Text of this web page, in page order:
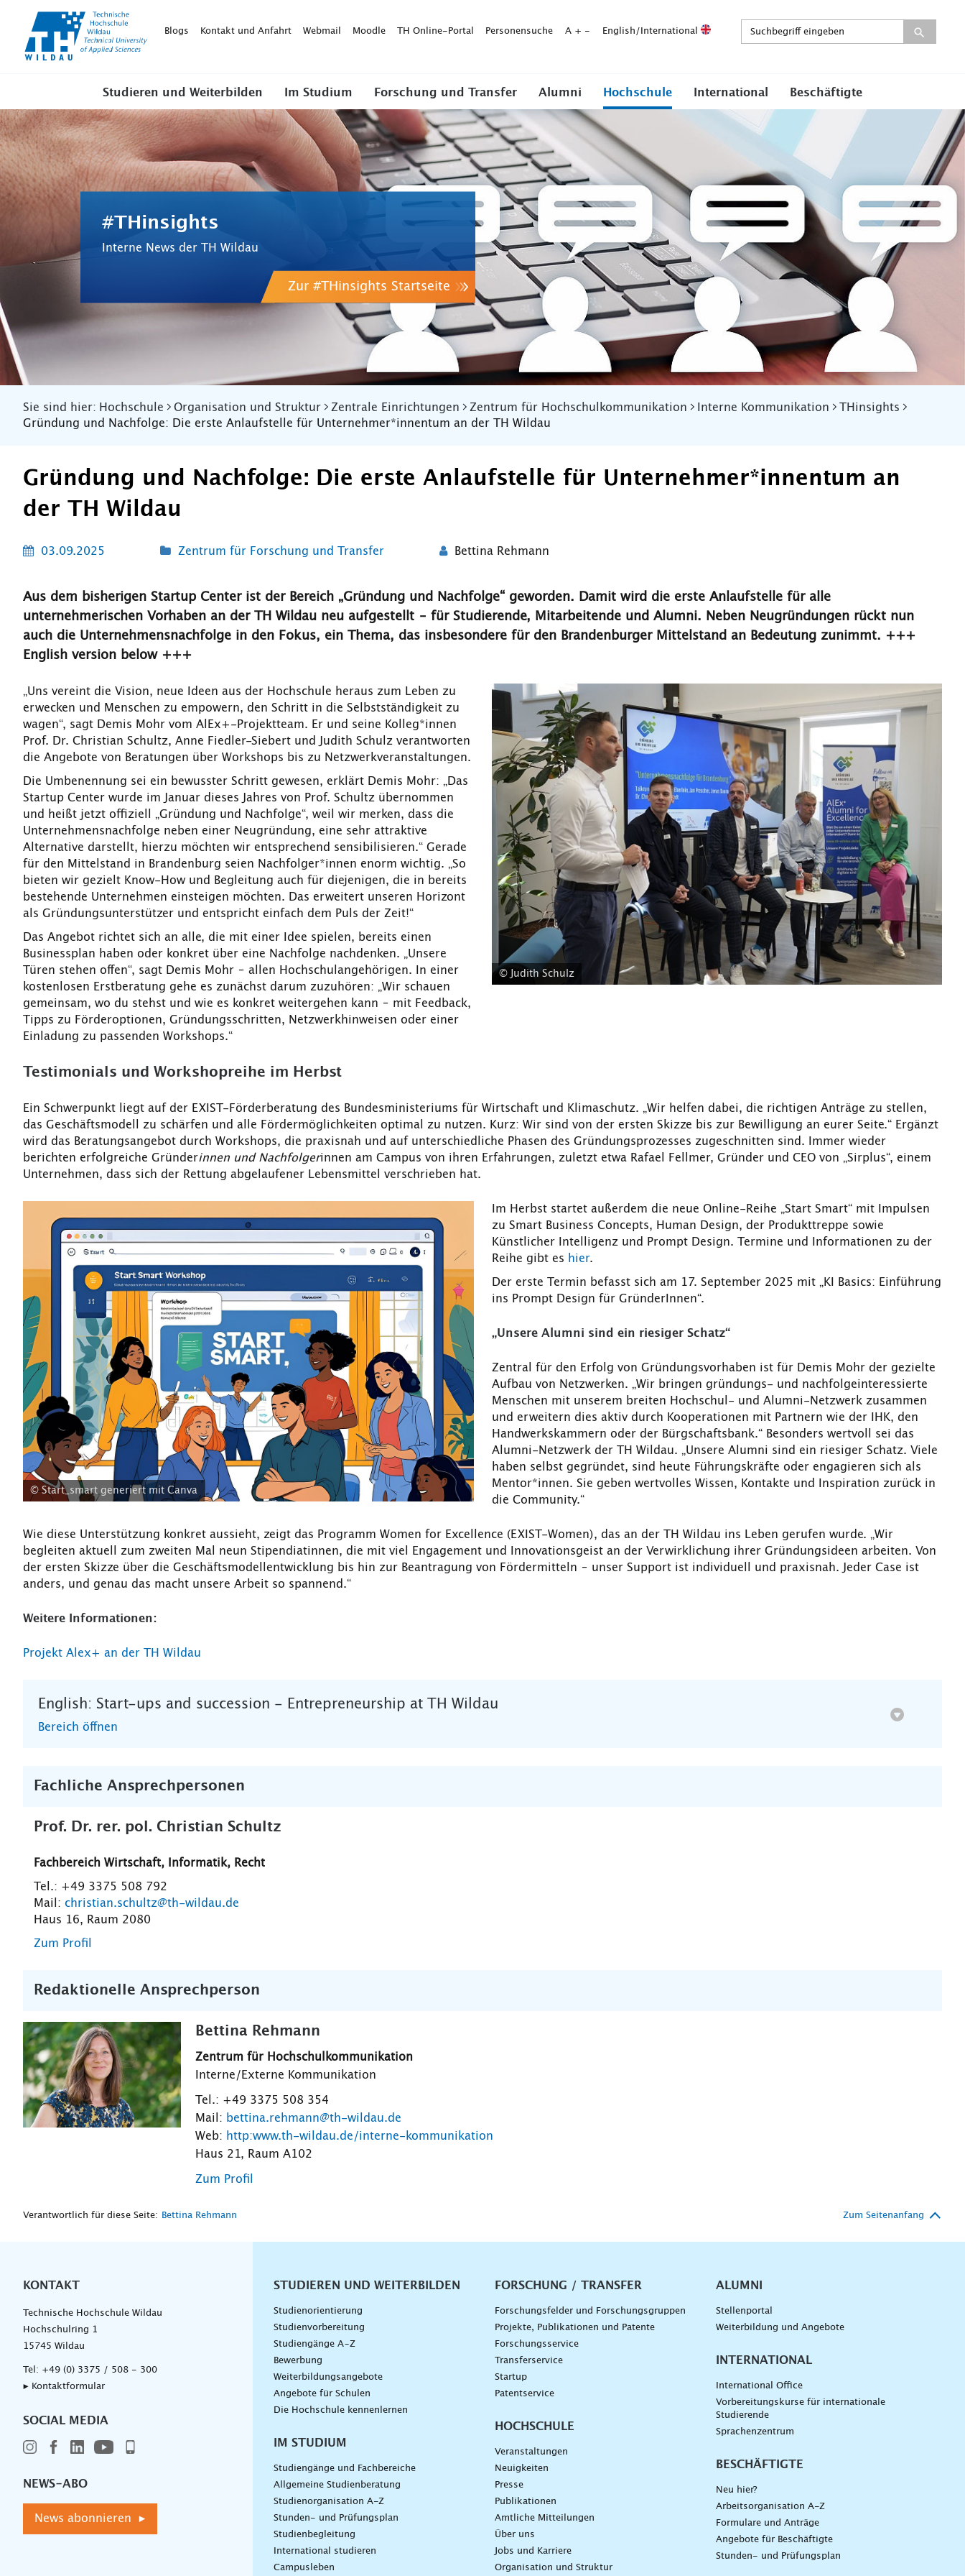
WildauBlogs Kontakt und Anfahrt Webmail Moodle TH Online-Portal Personensuche A + - English/International
Studieren und Weiterbilden Im Studium Forschung und Transfer Alumni Hochschule International Beschäftigte
#THinsights
Interne News der TH Wildau
Zur #THinsights Startseite
Sie sind hier: Hochschule Organisation und Struktur Zentrale Einrichtungen Zentrum für Hochschulkommunikation Interne Kommunikation
THinsights
Gründung und Nachfolge: Die erste Anlaufstelle für Unternehmer*innentum an der TH Wildau
Gründung und Nachfolge: Die erste Anlaufstelle für Unternehmer*innentum an
der TH Wildau
03.09.2025 Zentrum für Forschung und Transfer Bettina Rehmann
Aus dem bisherigen Startup Center ist der Bereich „Gründung und Nachfolge“ geworden. Damit wird die erste Anlaufstelle für alle
unternehmerischen Vorhaben an der TH Wildau neu aufgestellt – für Studierende, Mitarbeitende und Alumni. Neben Neugründungen rückt nun
auch die Unternehmensnachfolge in den Fokus, ein Thema, das insbesondere für den Brandenburger Mittelstand an Bedeutung zunimmt. +++
English version below +++
„Uns vereint die Vision, neue Ideen aus der Hochschule heraus zum Leben zu
erwecken und Menschen zu empowern, den Schritt in die Selbstständigkeit zu
wagen“, sagt Demis Mohr vom AlEx+-Projektteam. Er und seine Kolleg*innen
Prof. Dr. Christian Schultz, Anne Fiedler-Siebert und Judith Schulz verantworten
die Angebote von Beratungen über Workshops bis zu Netzwerkveranstaltungen.
Die Umbenennung sei ein bewusster Schritt gewesen, erklärt Demis Mohr: „Das
Startup Center wurde im Januar dieses Jahres von Prof. Schultz übernommen
und heißt jetzt offiziell „Gründung und Nachfolge“, weil wir merken, dass die
Unternehmensnachfolge neben einer Neugründung, eine sehr attraktive
Alternative darstellt, hierzu möchten wir entsprechend sensibilisieren.“ Gerade
für den Mittelstand in Brandenburg seien Nachfolger*innen enorm wichtig. „So
bieten wir gezielt Know-How und Begleitung auch für diejenigen, die in bereits
bestehende Unternehmen einsteigen möchten. Das erweitert unseren Horizont
als Gründungsunterstützer und entspricht einfach dem Puls der Zeit!“
Das Angebot richtet sich an alle, die mit einer Idee spielen, bereits einen
Businessplan haben oder konkret über eine Nachfolge nachdenken. „Unsere
Türen stehen offen“, sagt Demis Mohr – allen Hochschulangehörigen. In einer
kostenlosen Erstberatung gehe es zunächst darum zuzuhören: „Wir schauen
gemeinsam, wo du stehst und wie es konkret weitergehen kann – mit Feedback,
Tipps zu Förderoptionen, Gründungsschritten, Netzwerkhinweisen oder einer
Einladung zu passenden Workshops.“
© Judith Schulz
Testimonials und Workshopreihe im Herbst
Ein Schwerpunkt liegt auf der EXIST-Förderberatung des Bundesministeriums für Wirtschaft und Klimaschutz. „Wir helfen dabei, die richtigen Anträge zu stellen,
das Geschäftsmodell zu schärfen und alle Fördermöglichkeiten optimal zu nutzen. Kurz: Wir sind von der ersten Skizze bis zur Bewilligung an eurer Seite.“ Ergänzt
wird das Beratungsangebot durch Workshops, die praxisnah und auf unterschiedliche Phasen des Gründungsprozesses zugeschnitten sind. Immer wieder
berichten erfolgreiche Gründerinnen und Nachfolgerinnen am Campus von ihren Erfahrungen, zuletzt etwa Rafael Fellmer, Gründer und CEO von „Sirplus“, einem
Unternehmen, dass sich der Rettung abgelaufener Lebensmittel verschrieben hat.
© Start_smart generiert mit Canva
Im Herbst startet außerdem die neue Online-Reihe „Start Smart“ mit Impulsen
zu Smart Business Concepts, Human Design, der Produkttreppe sowie
Künstlicher Intelligenz und Prompt Design. Termine und Informationen zu der
Reihe gibt es hier.
Der erste Termin befasst sich am 17. September 2025 mit „KI Basics: Einführung
ins Prompt Design für GründerInnen“.
„Unsere Alumni sind ein riesiger Schatz“
Zentral für den Erfolg von Gründungsvorhaben ist für Demis Mohr der gezielte
Aufbau von Netzwerken. „Wir bringen gründungs- und nachfolgeinteressierte
Menschen mit unserem breiten Hochschul- und Alumni-Netzwerk zusammen
und erweitern dies aktiv durch Kooperationen mit Partnern wie der IHK, den
Handwerkskammern oder der Bürgschaftsbank.“ Besonders wertvoll sei das
Alumni-Netzwerk der TH Wildau. „Unsere Alumni sind ein riesiger Schatz. Viele
haben selbst gegründet, sind heute Führungskräfte oder engagieren sich als
Mentor*innen. Sie geben wertvolles Wissen, Kontakte und Inspiration zurück in
die Community.“
Wie diese Unterstützung konkret aussieht, zeigt das Programm Women for Excellence (EXIST-Women), das an der TH Wildau ins Leben gerufen wurde. „Wir
begleiten aktuell zum zweiten Mal neun Stipendiatinnen, die mit viel Engagement und Innovationsgeist an der Verwirklichung ihrer Gründungsideen arbeiten. Von
der ersten Skizze über die Geschäftsmodellentwicklung bis hin zur Beantragung von Fördermitteln – unser Support ist individuell und praxisnah. Jeder Case ist
anders, und genau das macht unsere Arbeit so spannend.“
Weitere Informationen:
Projekt Alex+ an der TH Wildau
English: Start-ups and succession - Entrepreneurship at TH Wildau
Bereich öffnen
Fachliche Ansprechpersonen
Prof. Dr. rer. pol. Christian Schultz
Fachbereich Wirtschaft, Informatik, Recht
Tel.: +49 3375 508 792
Mail: christian.schultz@th-wildau.de
Haus 16, Raum 2080
Zum Profil
Redaktionelle Ansprechperson
Bettina Rehmann
Zentrum für Hochschulkommunikation
Interne/Externe Kommunikation
Tel.: +49 3375 508 354
Mail: bettina.rehmann@th-wildau.de
Web: http:www.th-wildau.de/interne-kommunikation
Haus 21, Raum A102
Zum Profil
Verantwortlich für diese Seite: Bettina Rehmann Zum Seitenanfang
KONTAKT
Technische Hochschule Wildau
Hochschulring 1
15745 Wildau
Tel: +49 (0) 3375 / 508 - 300
▸ Kontaktformular
SOCIAL MEDIA
NEWS-ABO
News abonnieren ▸
Unternavigation
STUDIEREN UND WEITERBILDEN
Studienorientierung
Studienvorbereitung
Studiengänge A–Z
Bewerbung
Weiterbildungsangebote
Angebote für Schulen
Die Hochschule kennenlernen
IM STUDIUM
Studiengänge und Fachbereiche
Allgemeine Studienberatung
Studienorganisation A-Z
Stunden- und Prüfungsplan
Studienbegleitung
International studieren
Campusleben
FORSCHUNG / TRANSFER
Forschungsfelder und Forschungsgruppen
Projekte, Publikationen und Patente
Forschungsservice
Transferservice
Startup
Patentservice
HOCHSCHULE
Veranstaltungen
Neuigkeiten
Presse
Publikationen
Amtliche Mitteilungen
Über uns
Jobs und Karriere
Organisation und Struktur
ALUMNI
Stellenportal
Weiterbildung und Angebote
INTERNATIONAL
International Office
Vorbereitungskurse für internationale
Studierende
Sprachenzentrum
BESCHÄFTIGTE
Neu hier?
Arbeitsorganisation A-Z
Formulare und Anträge
Angebote für Beschäftigte
Stunden- und Prüfungsplan